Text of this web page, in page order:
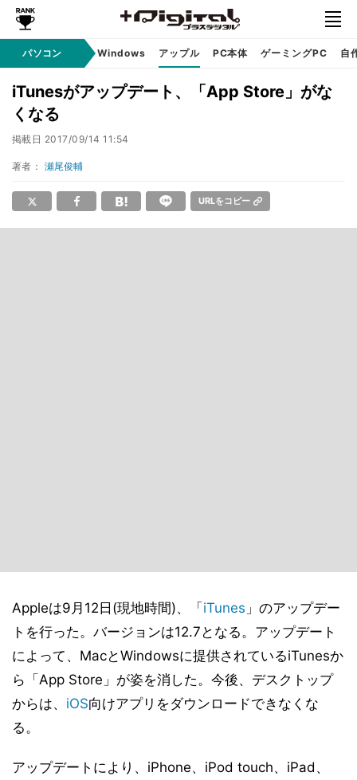
パソコン Windows アップル PC本体 ゲーミングPC 自
iTunesがアップデート、「App Store」がな
くなる
掲載日 2017/09/14 11:54
著者： 瀬尾俊輔
URLをコピー
Appleは9月12日(現地時間)、「 iTunes 」のアップデー
トを行った。バージョンは12.7となる。アップデート
によって、MacとWindowsに提供されているiTunesか
ら「App Store」が姿を消した。今後、デスクトップ
からは、 iOS向けアプリをダウンロードできなくな
る。
アップデートにより、iPhone、iPod touch、iPad、